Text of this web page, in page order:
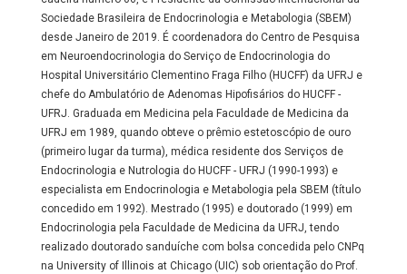
Sociedade Brasileira de Endocrinologia e Metabologia (SBEM)
desde Janeiro de 2019. É coordenadora do Centro de Pesquisa
em Neuroendocrinologia do Serviço de Endocrinologia do
Hospital Universitário Clementino Fraga Filho (HUCFF) da UFRJ e
chefe do Ambulatório de Adenomas Hipofisários do HUCFF -
UFRJ. Graduada em Medicina pela Faculdade de Medicina da
UFRJ em 1989, quando obteve o prêmio estetoscópio de ouro
(primeiro lugar da turma), médica residente dos Serviços de
Endocrinologia e Nutrologia do HUCFF - UFRJ (1990-1993) e
especialista em Endocrinologia e Metabologia pela SBEM (título
concedido em 1992). Mestrado (1995) e doutorado (1999) em
Endocrinologia pela Faculdade de Medicina da UFRJ, tendo
realizado doutorado sanduíche com bolsa concedida pelo CNPq
na University of Illinois at Chicago (UIC) sob orientação do Prof.